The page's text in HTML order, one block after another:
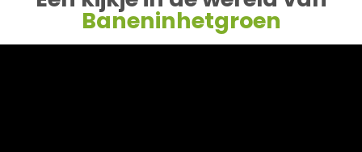
Baneninhetgroen